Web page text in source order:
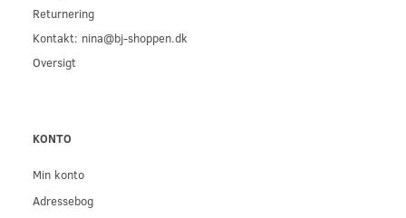
Returnering
Kontakt: nina@bj-shoppen.dk
Oversigt
KONTO
Min konto
Adressebog